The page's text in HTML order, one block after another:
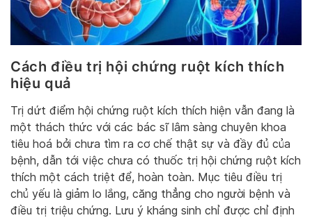
Cách điều trị hội chứng ruột kích thích
hiệu quả
Trị dứt điểm hội chứng ruột kích thích hiện vẫn đang là
một thách thức với các bác sĩ lâm sàng chuyên khoa
tiêu hoá bởi chưa tìm ra cơ chế thật sự và đầy đủ của
bệnh, dẫn tới việc chưa có thuốc trị hội chứng ruột kích
thích một cách triệt để, hoàn toàn. Mục tiêu điều trị
chủ yếu là giảm lo lắng, căng thẳng cho người bệnh và
điều trị triệu chứng. Lưu ý kháng sinh chỉ được chỉ định